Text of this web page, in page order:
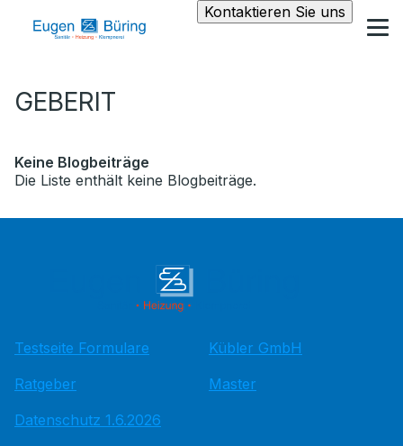
Kontaktieren Sie uns
GEBERIT
Keine Blogbeiträge
Die Liste enthält keine Blogbeiträge.
Testseite Formulare
Ratgeber
Datenschutz 1.6.2026
Kübler GmbH
Master